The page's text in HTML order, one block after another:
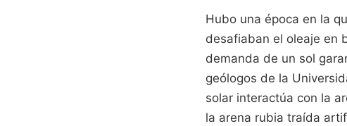
Hubo una época en la
desafiaban el oleaje en
demanda de un sol
geólogos de la
solar interactúa con la
la arena rubia traída